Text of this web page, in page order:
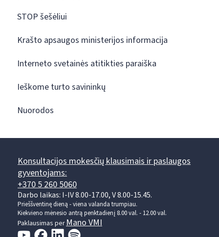
STOP šešėliui
Krašto apsaugos ministerijos informacija
Interneto svetainės atitikties paraiška
Ieškome turto savininkų
Nuorodos
Konsultacijos mokesčių klausimais ir paslaugos
gyventojams:
+370 5 260 5060
Darbo laikas: I-IV 8.00-17.00, V 8.00-15.45.
Prieššventinę dieną - viena valanda trumpiau.
Kiekvieno mėnesio antrą penktadienį 8.00 val. - 12.00 val.
Paklausimas perMano VMI